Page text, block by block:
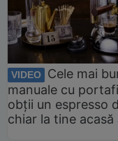
VIDEO
Cele mai
manuale cu
obții un espresso
chiar la tine acasă